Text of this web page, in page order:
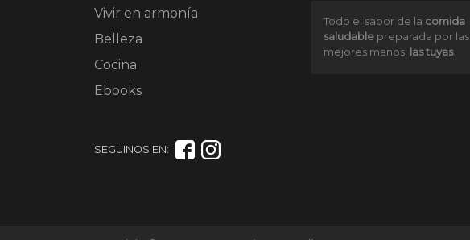
Vivir en armonía
Belleza
Cocina
Ebooks
SEGUINOS EN:
Todo el sabor de la comida
saludable preparada por las
mejores manos: las tuyas.